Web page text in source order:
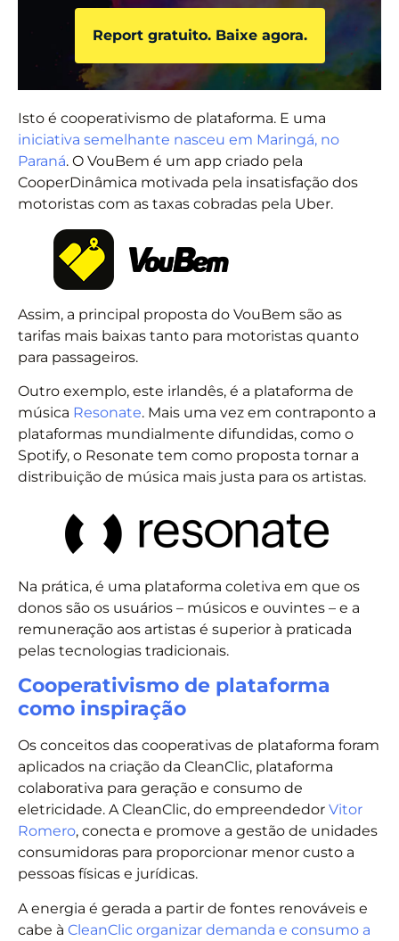
Report gratuito. Baixe agora.
Isto é cooperativismo de plataforma. E uma
iniciativa semelhante nasceu em Maringá, no
Paraná. O VouBem é um app criado pela
CooperDinâmica motivada pela insatisfação dos
motoristas com as taxas cobradas pela Uber.
Assim, a principal proposta do VouBem são as
tarifas mais baixas tanto para motoristas quanto
para passageiros.
Outro exemplo, este irlandês, é a plataforma de
música Resonate. Mais uma vez em contraponto a
plataformas mundialmente difundidas, como o
Spotify, o Resonate tem como proposta tornar a
distribuição de música mais justa para os artistas.
Na prática, é uma plataforma coletiva em que os
donos são os usuários – músicos e ouvintes – e a
remuneração aos artistas é superior à praticada
pelas tecnologias tradicionais.
Cooperativismo de plataforma
como inspiração
Os conceitos das cooperativas de plataforma foram
aplicados na criação da CleanClic, plataforma
colaborativa para geração e consumo de
eletricidade. A CleanClic, do empreendedor Vitor
Romero, conecta e promove a gestão de unidades
consumidoras para proporcionar menor custo a
pessoas físicas e jurídicas.
A energia é gerada a partir de fontes renováveis e
cabe à CleanClic organizar demanda e consumo a